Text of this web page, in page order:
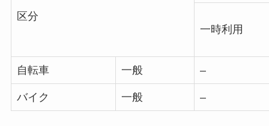
区分
一時利用
自転車 一般 –
バイク 一般 –